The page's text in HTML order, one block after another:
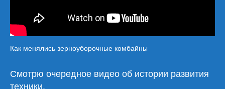
Как менялись зерноуборочные комбайны
Смотрю очередное видео об истории развития
техники.